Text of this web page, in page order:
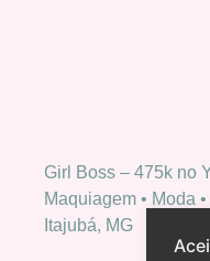
Girl Boss – 475k no
Maquiagem • Moda
Itajubá, MG